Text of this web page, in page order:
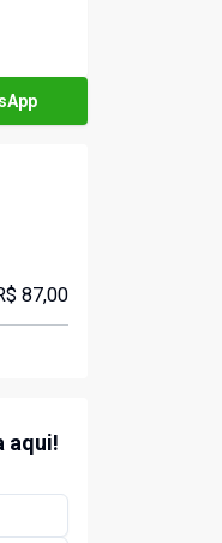
87,00
aqui!